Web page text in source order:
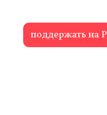
поддержать на